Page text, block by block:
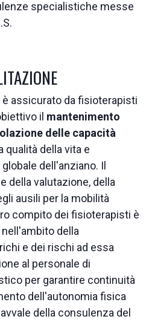
specialistiche messe
assicurato da fisioterapisti
il mantenimento
delle capacità
qualità della vita e
dell'anziano. Il
della valutazione, della
ausili per la mobilità
compito dei fisioterapisti è
della
e dei rischi ad essa
al personale di
per garantire continuità
dell'autonomia fisica
della consulenza del